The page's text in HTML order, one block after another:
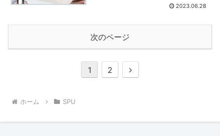
2023.06.28
次のページ
1 2
次
ホーム SPU